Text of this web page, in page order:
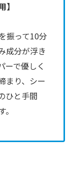
振って10分
成分が浮き
ーで優しく
まり、シー
ひと手間